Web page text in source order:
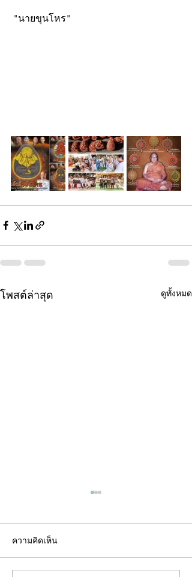
"นายขุนโหร"
โพสต์ล่าสุด ดูทั้งหมด
ความคิดเห็น